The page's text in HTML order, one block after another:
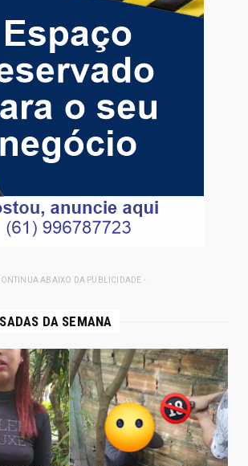
ABAIXO DA PUBLICIDADE -
DA SEMANA